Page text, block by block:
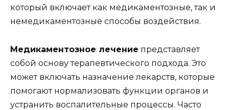
который включает как медикаментозные, так и
немедикаментозные способы воздействия.
Медикаментозное лечение представляет
собой основу терапевтического подхода. Это
может включать назначение лекарств, которые
помогают нормализовать функции органов и
устранить воспалительные процессы. Часто